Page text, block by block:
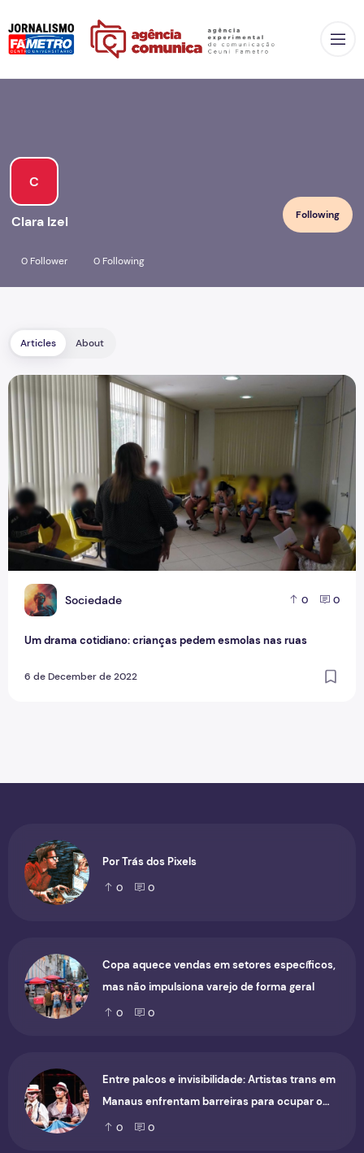
C
Clara Izel Following
0 Follower 0 Following
Articles About
S Sociedade 0 0
Um drama cotidiano: crianças pedem esmolas nas ruas
6 de December de 2022
Um drama cotidiano: crianças pedem esmolas nas ruas
Por Trás dos Pixels
0 0
Copa aquece vendas em setores específicos,
mas não impulsiona varejo de forma geral
0 0
Entre palcos e invisibilidade: Artistas trans em
Manaus enfrentam barreiras para ocupar o
cenário cultural
0 0